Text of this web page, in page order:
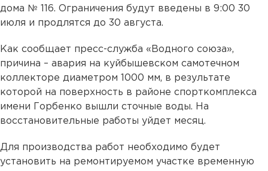
дома № 116. Ограничения будут введены в 9:00 30
июля и продлятся до 30 августа.
Как сообщает пресс-служба «Водного союза»,
причина – авария на куйбышевском самотечном
коллекторе диаметром 1000 мм, в результате
которой на поверхность в районе спорткомплекса
имени Горбенко вышли сточные воды. На
восстановительные работы уйдет месяц.
Для производства работ необходимо будет
установить на ремонтируемом участке временную